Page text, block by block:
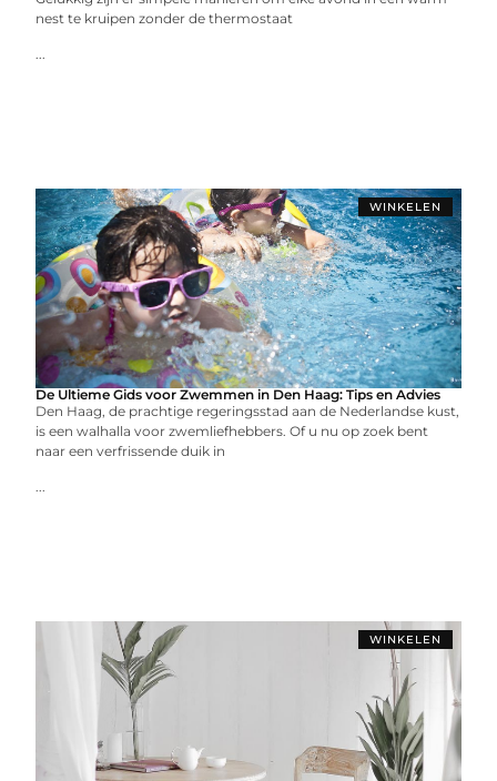
nest te kruipen zonder de thermostaat
...
WINKELEN
De Ultieme Gids voor Zwemmen in Den Haag: Tips en Advies
Den Haag, de prachtige regeringsstad aan de Nederlandse kust,
is een walhalla voor zwemliefhebbers. Of u nu op zoek bent
naar een verfrissende duik in
...
WINKELEN